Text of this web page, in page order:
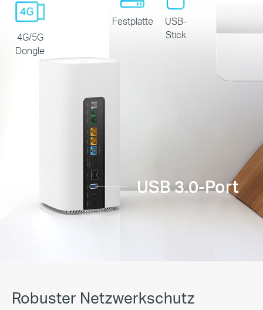
4G/5G
Dongle
Festplatte
USB-
Stick
USB 3.0-Port
Robuster Netzwerkschutz